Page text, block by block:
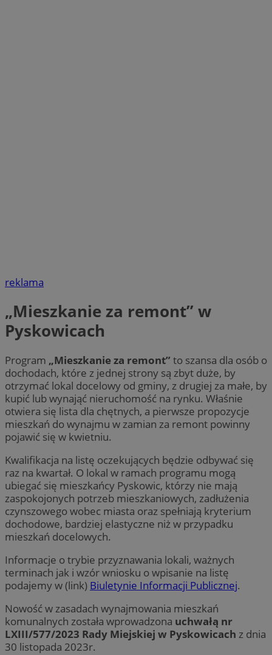
reklama
„Mieszkanie za remont” w
Pyskowicach
Program „Mieszkanie za remont” to szansa dla osób o
dochodach, które z jednej strony są zbyt duże, by
otrzymać lokal docelowy od gminy, z drugiej za małe, by
kupić lub wynająć nieruchomość na rynku. Właśnie
otwiera się lista dla chętnych, a pierwsze propozycje
mieszkań do wynajmu w zamian za remont powinny
pojawić się w kwietniu.
Kwalifikacja na listę oczekujących będzie odbywać się
raz na kwartał. O lokal w ramach programu mogą
ubiegać się mieszkańcy Pyskowic, którzy nie mają
zaspokojonych potrzeb mieszkaniowych, zadłużenia
czynszowego wobec miasta oraz spełniają kryterium
dochodowe, bardziej elastyczne niż w przypadku
mieszkań docelowych.
Informacje o trybie przyznawania lokali, ważnych
terminach jak i wzór wniosku o wpisanie na listę
podajemy w (link) Biuletynie Informacji Publicznej.
Nowość w zasadach wynajmowania mieszkań
komunalnych została wprowadzona uchwałą nr
LXIII/577/2023 Rady Miejskiej w Pyskowicach z dnia
30 listopada 2023r.